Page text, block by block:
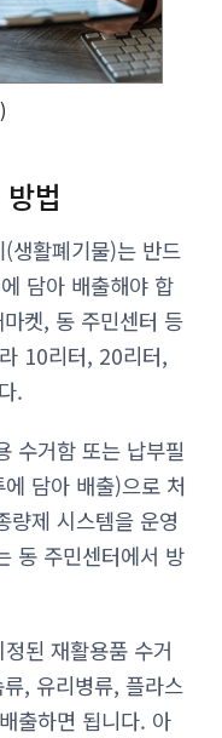
법
생활폐기물)는 반드
담아 배출해야 합
켓, 동 주민센터 등
10리터, 20리터,
.
수거함 또는 납부필
담아 배출)으로 처
량제 시스템을 운영
동 주민센터에서 방
된 재활용품 수거
, 유리병류, 플라스
출하면 됩니다. 아